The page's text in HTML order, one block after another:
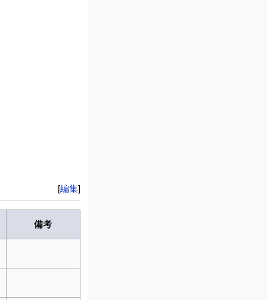
[編集]
備考